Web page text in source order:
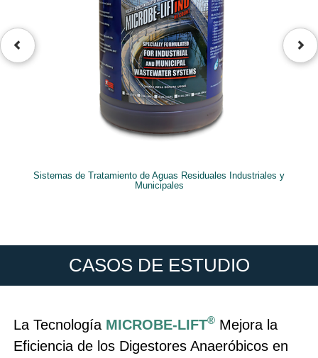
Sistemas de Tratamiento de Aguas Residuales Industriales y
Municipales
CASOS DE ESTUDIO
La Tecnología MICROBE-LIFT® Mejora la
Eficiencia de los Digestores Anaeróbicos en